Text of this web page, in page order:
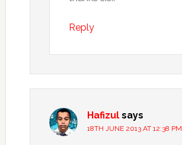
Reply
Hafizul says
18TH JUNE 2013 AT 12:38 PM